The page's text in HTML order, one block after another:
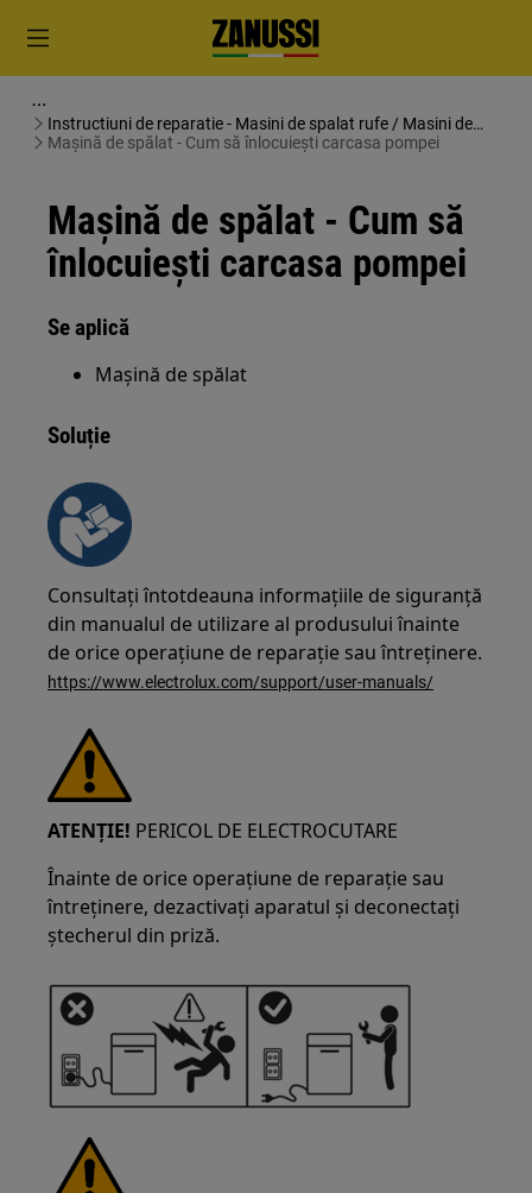
Instructiuni de reparatie - Masini de spalat rufe / Masini de
spalat uscate
Mașină de spălat - Cum să înlocuiești carcasa pompei
Mașină de spălat - Cum să
înlocuiești carcasa pompei
Se aplică
Mașină de spălat
Soluție
Consultați întotdeauna informațiile de siguranță
din manualul de utilizare al produsului înainte
de orice operațiune de reparație sau întreținere.
https://www.electrolux.com/support/user-manuals/
ATENȚIE! PERICOL DE ELECTROCUTARE
Înainte de orice operațiune de reparație sau
întreținere, dezactivați aparatul și deconectați
ștecherul din priză.